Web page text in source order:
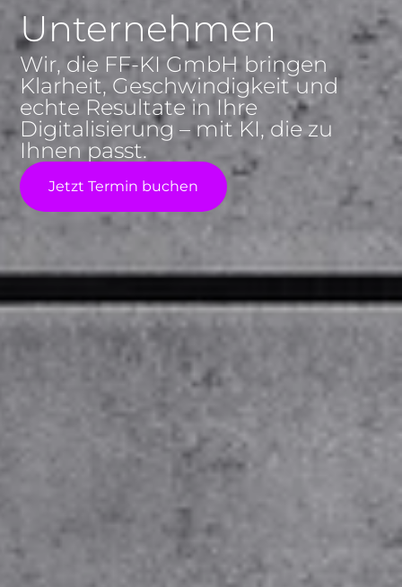
Unternehmen
Wir, die FF-KI GmbH bringen
Klarheit, Geschwindigkeit und
echte Resultate in Ihre
Digitalisierung – mit KI, die zu
Ihnen passt.
Jetzt Termin buchen